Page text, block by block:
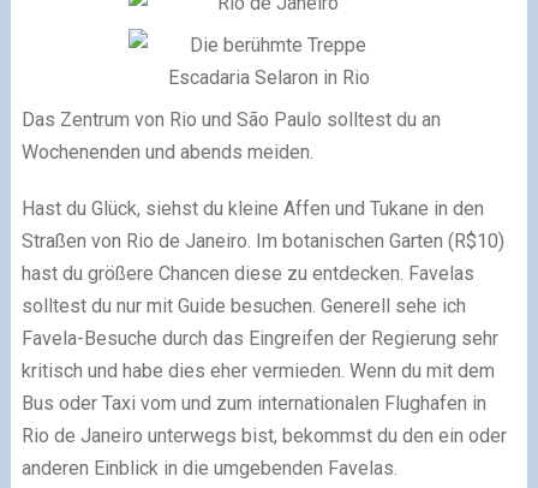
Das Zentrum von Rio und São Paulo solltest du an
Wochenenden und abends meiden.
Hast du Glück, siehst du kleine Affen und Tukane in den
Straßen von Rio de Janeiro. Im botanischen Garten (R$10)
hast du größere Chancen diese zu entdecken. Favelas
solltest du nur mit Guide besuchen. Generell sehe ich
Favela-Besuche durch das Eingreifen der Regierung sehr
kritisch und habe dies eher vermieden. Wenn du mit dem
Bus oder Taxi vom und zum internationalen Flughafen in
Rio de Janeiro unterwegs bist, bekommst du den ein oder
anderen Einblick in die umgebenden Favelas.